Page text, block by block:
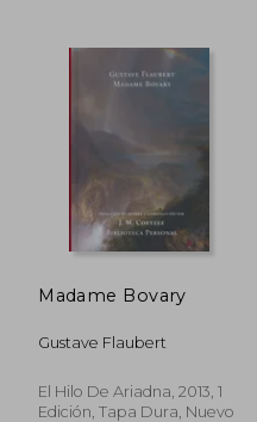
5%
dcto. $ 42.296
Madame Bovary
Gustave Flaubert
El Hilo De Ariadna, 2013, 1
Edición, Tapa Dura, Nuevo